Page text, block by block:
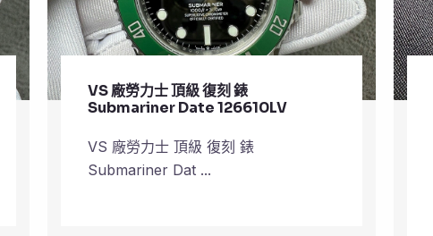
VS 廠沛納海 復刻 錶 Mike Horn
QuarantaQuattro Steel PAM
VS 廠沛納海 復刻 錶 Mike Horn